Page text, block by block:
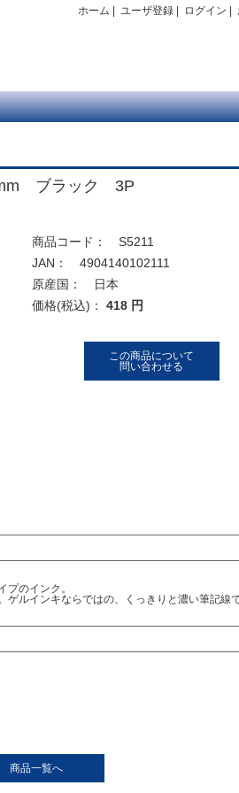
ホーム ユーザ登録 ログイン
ブラック 3P
商品コード： S5211
JAN： 4904140102111
原産国： 日本
価格(税込)： 418 円
この商品について
問い合わせる
のインク。
ルインキならではの、くっきりと濃い筆記線
商品一覧へ